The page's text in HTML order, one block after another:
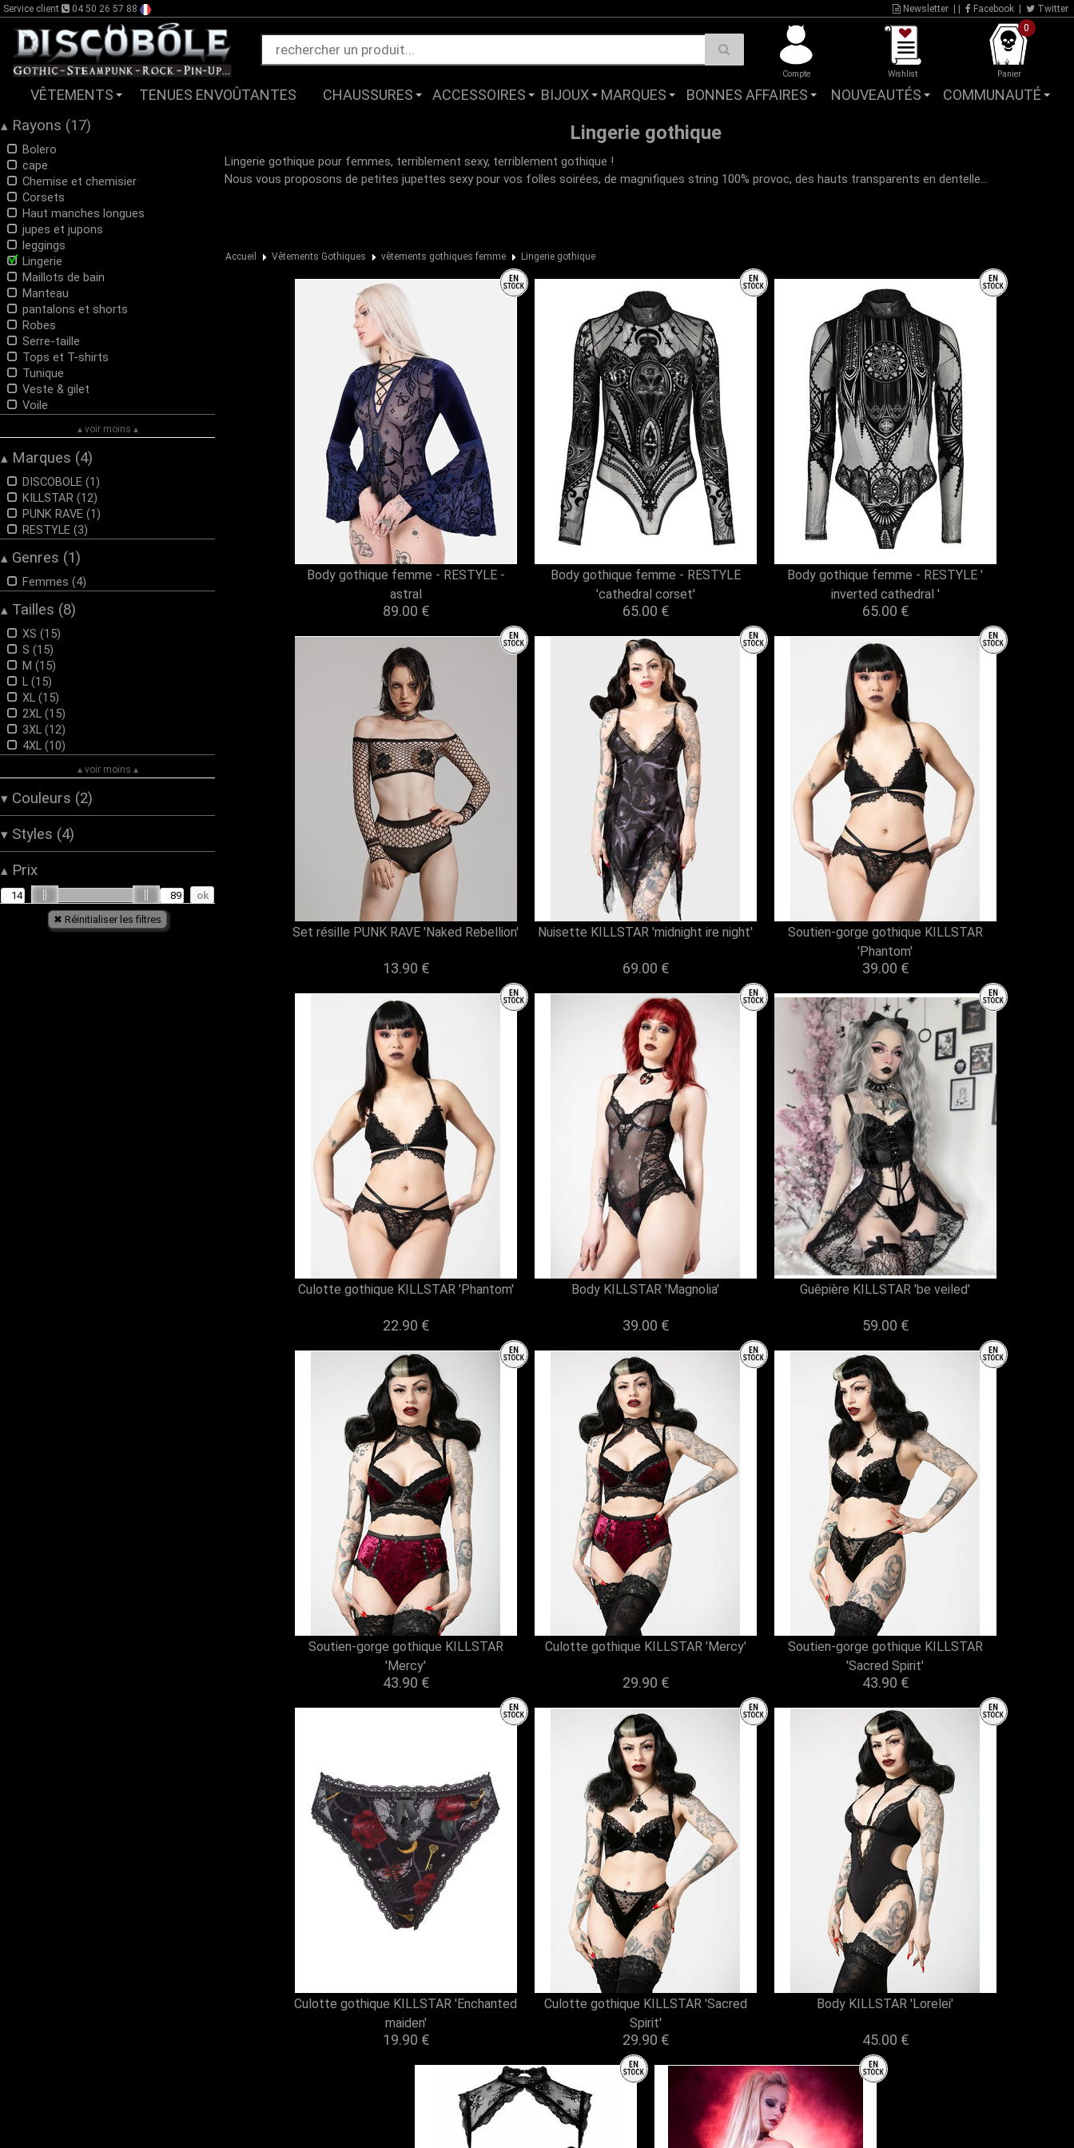
Service client 04 50 26 57 88 Newsletter Facebook Twitter
Compte Wishlist
0
Panier
VÊTEMENTS TENUES ENVOÛTANTES CHAUSSURES ACCESSOIRES BIJOUX MARQUES BONNES AFFAIRES NOUVEAUTÉS COMMUNAUTÉ
▴ Rayons (17)
Bolero
cape
Chemise et chemisier
Corsets
Haut manches longues
jupes et jupons
leggings
Lingerie
Maillots de bain
Manteau
pantalons et shorts
Robes
Serre-taille
Tops et T-shirts
Tunique
Veste & gilet
Voile
▴ voir moins ▴
▴ Marques (4)
DISCOBOLE (1)
KILLSTAR (12)
PUNK RAVE (1)
RESTYLE (3)
▴ Genres (1)
Femmes (4)
▴ Tailles (8)
XS (15)
S (15)
M (15)
L (15)
XL (15)
2XL (15)
3XL (12)
4XL (10)
▴ voir moins ▴
▾ Couleurs (2)
Noir (15)
▾ Styles (4)
Gothique (15)
Romantique (15)
Victorien (8)
▴ Prix
Lingerie gothique
Lingerie gothique pour femmes, terriblement sexy, terriblement gothique !
Nous vous proposons de petites jupettes sexy pour vos folles soirées, de magnifiques string 100% provoc, des hauts transparents en dentelle...
Accueil Vêtements Gothiques vêtements gothiques femme Lingerie gothique
Body gothique femme - RESTYLE -
astral
89.00 €
Body gothique femme - RESTYLE
'cathedral corset'
65.00 €
Body gothique femme - RESTYLE '
inverted cathedral '
65.00 €
Set résille PUNK RAVE 'Naked Rebellion'
13.90 €
Nuisette KILLSTAR 'midnight ire night'
69.00 €
Soutien-gorge gothique KILLSTAR
'Phantom'
39.00 €
Culotte gothique KILLSTAR 'Phantom'
22.90 €
Body KILLSTAR 'Magnolia'
39.00 €
Guêpière KILLSTAR 'be veiled'
59.00 €
Soutien-gorge gothique KILLSTAR
'Mercy'
43.90 €
Culotte gothique KILLSTAR 'Mercy'
29.90 €
Soutien-gorge gothique KILLSTAR
'Sacred Spirit'
43.90 €
Culotte gothique KILLSTAR 'Enchanted
maiden'
19.90 €
Culotte gothique KILLSTAR 'Sacred
Spirit'
29.90 €
Body KILLSTAR 'Lorelei'
45.00 €